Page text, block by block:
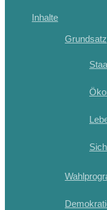
Inhalte